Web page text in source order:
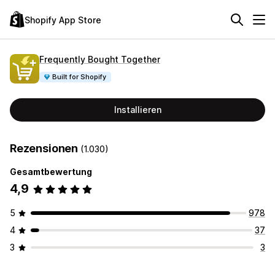
Shopify App Store
Frequently Bought Together
Built for Shopify
Installieren
Rezensionen (1.030)
Gesamtbewertung
4,9
5
978
4
37
3
3